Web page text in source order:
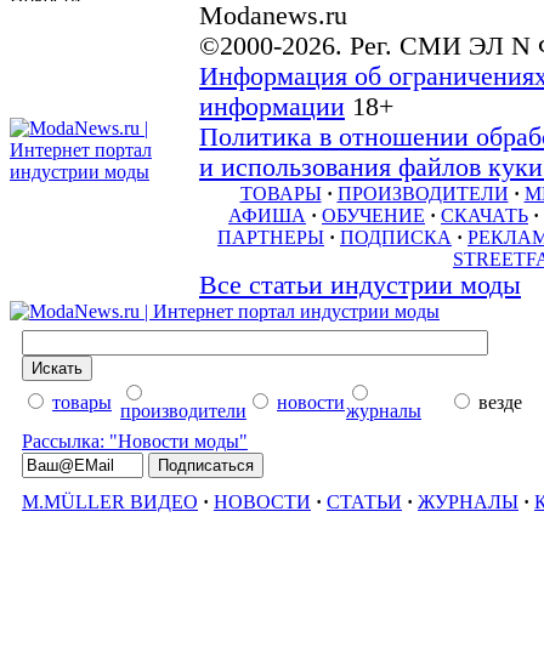
Modanews.ru
©2000-2026. Рег. СМИ ЭЛ N
Информация об
информации 18+
Политика в отношении
и использования файлов
ТОВАРЫ · ПРОИЗВОДИТЕЛИ ·
АФИША · ОБУЧЕНИЕ · СКАЧАТЬ ·
ПАРТНЕРЫ · ПОДПИСКА ·
Все статьи индустрии моды
товары производители новостижурналы
везде
Рассылка: "Новости моды"
M.MÜLLER ВИДЕО · НОВОСТИ · СТАТЬИ · ЖУРНАЛЫ ·